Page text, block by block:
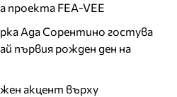
проекта FEA-VEE
Ада Сорентино гостува
първия рожден ден на
акцент върху